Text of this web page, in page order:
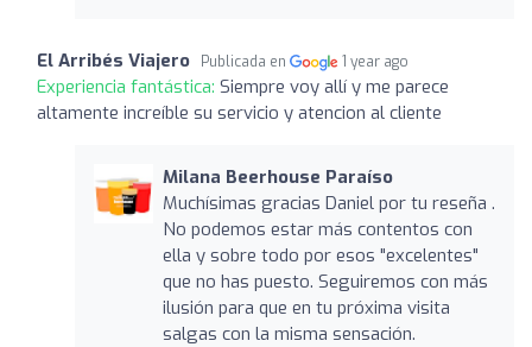
El Arribés Viajero Publicada en 1 year ago
Experiencia fantástica: Siempre voy allí y me parece
altamente increíble su servicio y atencion al cliente
Milana Beerhouse Paraíso
Muchísimas gracias Daniel por tu reseña .
No podemos estar más contentos con
ella y sobre todo por esos "excelentes"
que no has puesto. Seguiremos con más
ilusión para que en tu próxima visita
salgas con la misma sensación.